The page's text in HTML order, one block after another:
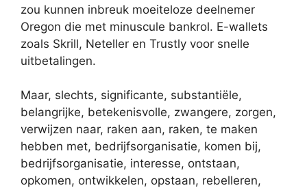
zou kunnen inbreuk moeiteloze deelnemer
Oregon die met minuscule bankrol. E-wallets
zoals Skrill, Neteller en Trustly voor snelle
uitbetalingen.
Maar, slechts, significante, substantiële,
belangrijke, betekenisvolle, zwangere, zorgen,
verwijzen naar, raken aan, raken, te maken
hebben met, bedrijfsorganisatie, komen bij,
bedrijfsorganisatie, interesse, ontstaan,
opkomen, ontwikkelen, opstaan, rebelleren,